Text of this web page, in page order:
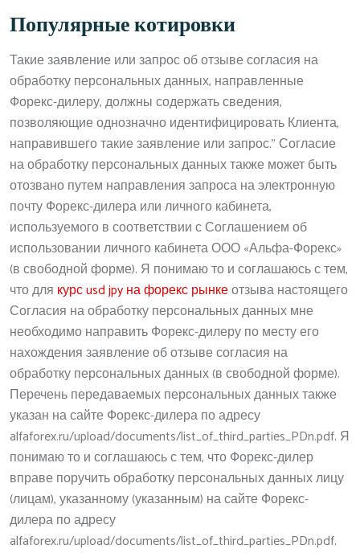
Популярные котировки
Такие заявление или запрос об отзыве согласия на
обработку персональных данных, направленные
Форекс-дилеру, должны содержать сведения,
позволяющие однозначно идентифицировать Клиента,
направившего такие заявление или запрос.” Согласие
на обработку персональных данных также может быть
отозвано путем направления запроса на электронную
почту Форекс-дилера или личного кабинета,
используемого в соответствии с Соглашением об
использовании личного кабинета ООО «Альфа-Форекс»
(в свободной форме). Я понимаю то и соглашаюсь с тем,
что для курс usd jpy на форекс рынкеотзыва настоящего
Согласия на обработку персональных данных мне
необходимо направить Форекс-дилеру по месту его
нахождения заявление об отзыве согласия на
обработку персональных данных (в свободной форме).
Перечень передаваемых персональных данных также
указан на сайте Форекс-дилера по адресу
alfaforex.ru/upload/documents/list_of_third_parties_PDn.pdf. Я
понимаю то и соглашаюсь с тем, что Форекс-дилер
вправе поручить обработку персональных данных лицу
(лицам), указанному (указанным) на сайте Форекс-
дилера по адресу
alfaforex.ru/upload/documents/list_of_third_parties_PDn.pdf.